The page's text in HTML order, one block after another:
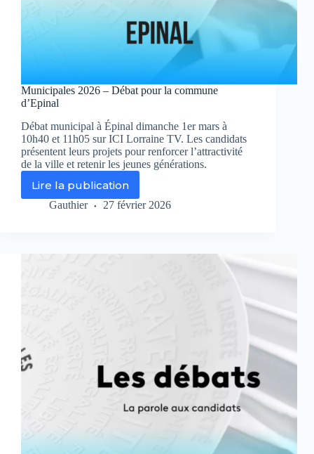
Municipales 2026 – Débat pour la commune
d’Epinal
Débat municipal à Épinal dimanche 1er mars à
10h40 et 11h05 sur ICI Lorraine TV. Les candidats
présentent leurs projets pour renforcer l’attractivité
de la ville et retenir les jeunes générations.
Lire la publication
Municipales
2026
la
Gauthier 27 février 2026